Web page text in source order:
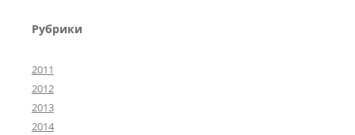
Рубрики
2011
2012
2013
2014